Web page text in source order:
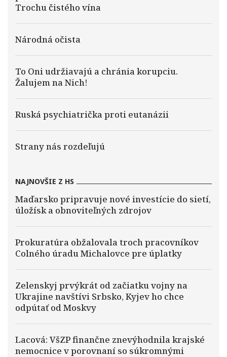
Trochu čistého vína
Národná očista
To Oni udržiavajú a chránia korupciu.
Žalujem na Nich!
Ruská psychiatrička proti eutanázii
Strany nás rozdeľujú
NAJNOVŠIE Z HS
Maďarsko pripravuje nové investície do sietí,
úložísk a obnoviteľných zdrojov
Prokuratúra obžalovala troch pracovníkov
Colného úradu Michalovce pre úplatky
Zelenskyj prvýkrát od začiatku vojny na
Ukrajine navštívi Srbsko, Kyjev ho chce
odpútať od Moskvy
Lacová: VšZP finančne znevýhodnila krajské
nemocnice v porovnaní so súkromnými